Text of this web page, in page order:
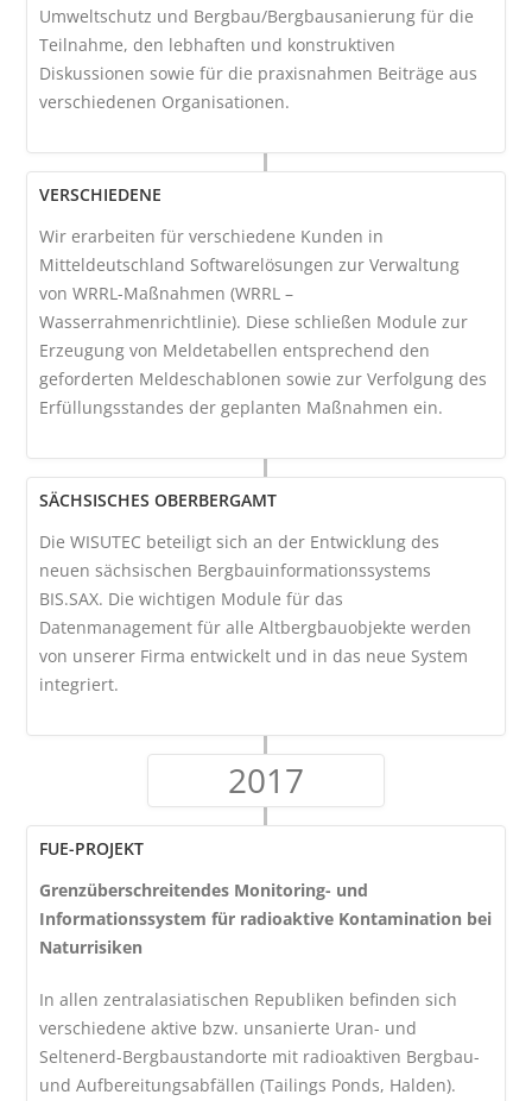
Umweltschutz und Bergbau/Bergbausanierung für die
Teilnahme, den lebhaften und konstruktiven
Diskussionen sowie für die praxisnahmen Beiträge aus
verschiedenen Organisationen.
VERSCHIEDENE
Wir erarbeiten für verschiedene Kunden in
Mitteldeutschland Softwarelösungen zur Verwaltung
von WRRL-Maßnahmen (WRRL –
Wasserrahmenrichtlinie). Diese schließen Module zur
Erzeugung von Meldetabellen entsprechend den
geforderten Meldeschablonen sowie zur Verfolgung des
Erfüllungsstandes der geplanten Maßnahmen ein.
SÄCHSISCHES OBERBERGAMT
Die WISUTEC beteiligt sich an der Entwicklung des
neuen sächsischen Bergbauinformationssystems
BIS.SAX. Die wichtigen Module für das
Datenmanagement für alle Altbergbauobjekte werden
von unserer Firma entwickelt und in das neue System
integriert.
2017
FUE-PROJEKT
Grenzüberschreitendes Monitoring- und
Informationssystem für radioaktive Kontamination bei
Naturrisiken
In allen zentralasiatischen Republiken befinden sich
verschiedene aktive bzw. unsanierte Uran- und
Seltenerd-Bergbaustandorte mit radioaktiven Bergbau-
und Aufbereitungsabfällen (Tailings Ponds, Halden).